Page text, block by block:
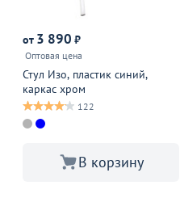
от 3 890 ₽
Оптовая цена
Стул Изо, пластик синий,
каркас хром
122
В корзину